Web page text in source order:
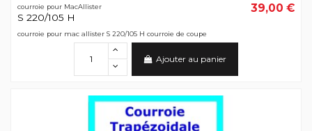
courroie pour MacAllister
S 220/105 H
39,00 €
courroie pour mac allister S 220/105 H courroie de coupe
Ajouter au panier